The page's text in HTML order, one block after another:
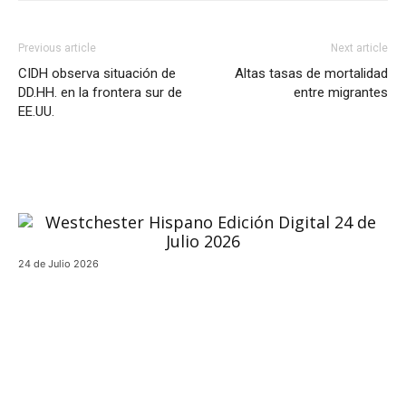
Previous article
CIDH observa situación de
DD.HH. en la frontera sur de
EE.UU.
Next article
Altas tasas de mortalidad
entre migrantes
24 de Julio 2026